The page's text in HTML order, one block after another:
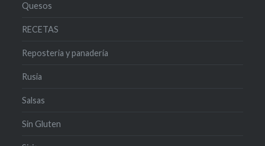
Quesos
RECETAS
Reposteria y panadería
Rusia
Salsas
Sin Gluten